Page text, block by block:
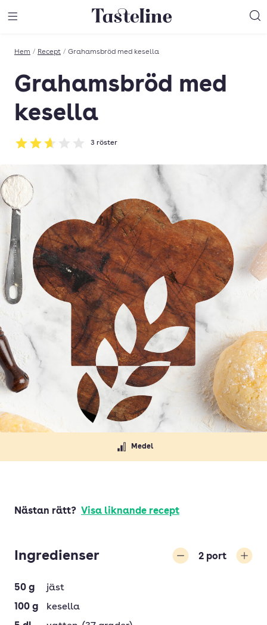
Till Tastelines startsida
Hem / Recept / Grahamsbröd med kesella
Grahamsbröd med
kesella
Betyg: 2.67 av 5
3 röster
Medel
Nästan rätt? Visa liknande recept
Ingredienser 2 port
50 g
jäst
100 g
kesella